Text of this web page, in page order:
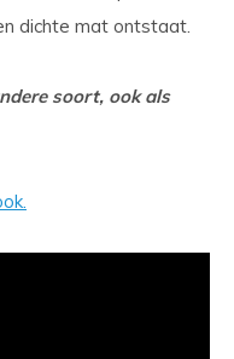
dichte mat ontstaat.
soort, ook als